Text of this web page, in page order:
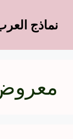
المحتوىنماذج